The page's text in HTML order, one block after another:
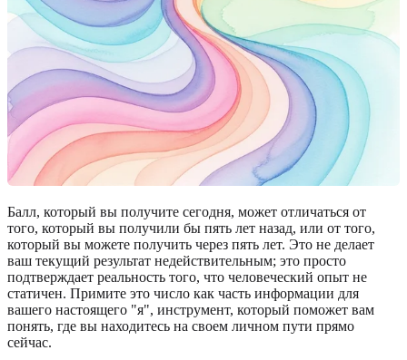
Балл, который вы получите сегодня, может отличаться от
того, который вы получили бы пять лет назад, или от того,
который вы можете получить через пять лет. Это не делает
ваш текущий результат недействительным; это просто
подтверждает реальность того, что человеческий опыт не
статичен. Примите это число как часть информации для
вашего настоящего "я", инструмент, который поможет вам
понять, где вы находитесь на своем личном пути прямо
сейчас.